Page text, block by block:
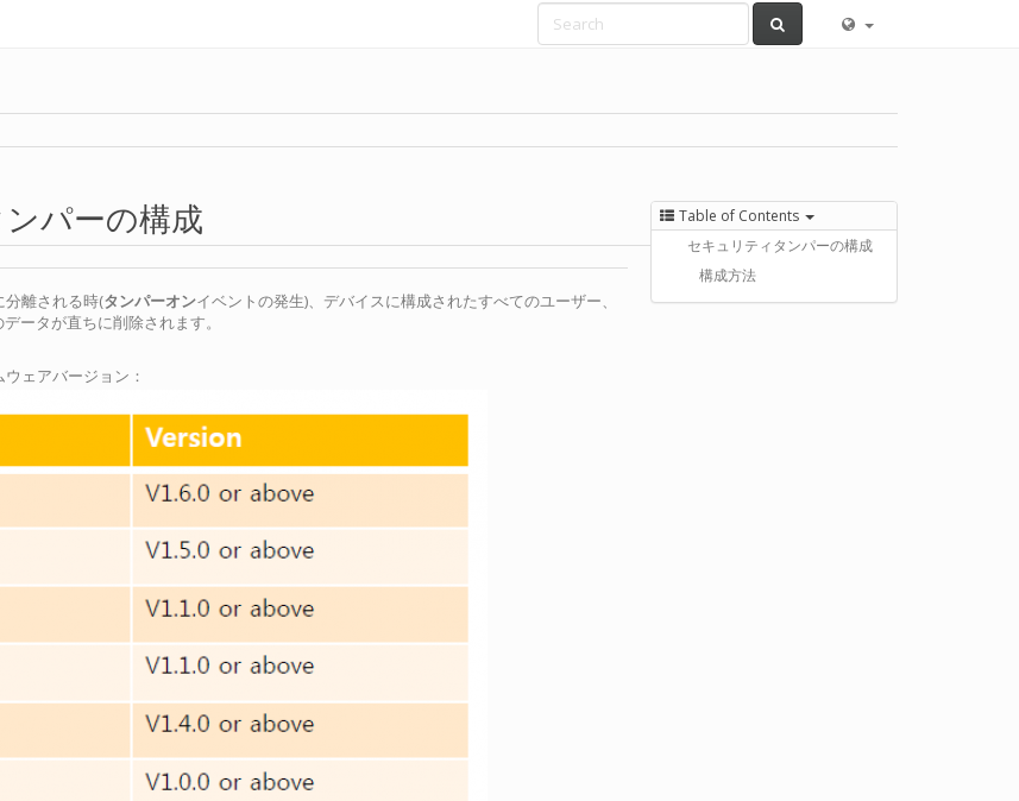
Table of Contents
セキュリティタンパーの構成
構成方法
パーの構成
分離される時(タンパーオンイベントの発生)、デバイスに構成されたすべてのユーザー、
ータが直ちに削除されます。
ェアバージョン：